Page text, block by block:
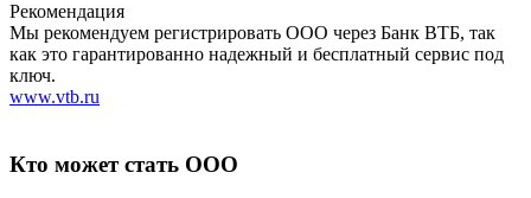
Рекомендация
Мы рекомендуем регистрировать ООО через Банк ВТБ, так
как это гарантированно надежный и бесплатный сервис под
ключ.
www.vtb.ru
Кто может стать ООО